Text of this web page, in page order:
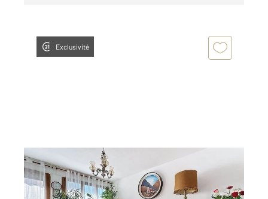
Exclusivité
MONTBELIARD 25
63 m 2, 4 pièces
Ref : 30161